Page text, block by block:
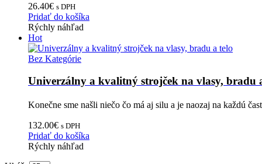
26.40€ s DPH
Pridať do košíka
Rýchly náhľad
Hot
Bez Kategórie
Univerzálny a kvalitný strojček na vlasy, bradu
Konečne sme našli niečo čo má aj silu a je naozaj na každú
132.00€ s DPH
Pridať do košíka
Rýchly náhľad